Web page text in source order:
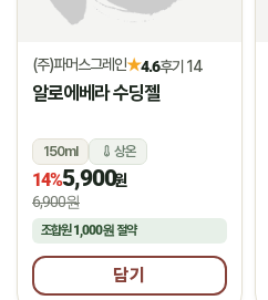
(주)파머스그레인★4.6후기 14
알로에베라 수딩젤
150ml 상온
14%5,900원
6,900원
조합원1,000원 절약
담기